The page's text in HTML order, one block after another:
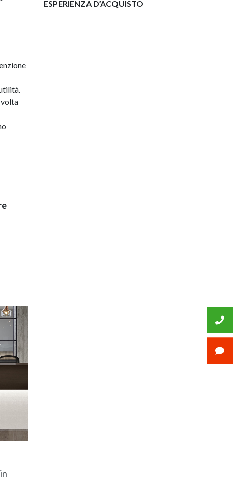
ESPERIENZA D’ACQUISTO